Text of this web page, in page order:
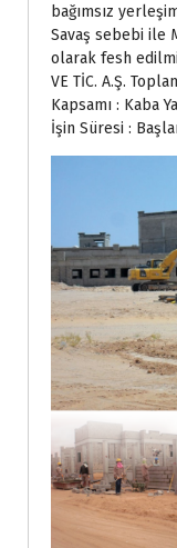
bağımsız
Savaş sebebi ile
olarak fesh
VE TİC. A.Ş.
Kapsamı : Kaba
İşin Süresi :